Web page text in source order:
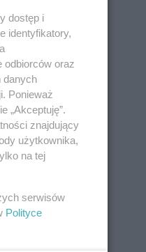
dostęp i
identyfikatory,
odbiorców oraz
danych
Ponieważ
„Akceptuję”.
znajdujący
użytkownika,
na tej
serwisów
Polityce